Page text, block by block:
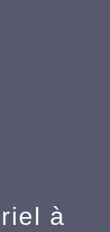
à